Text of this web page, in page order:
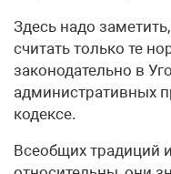
Здесь надо
считать только те
законодательно в
административных
кодексе.
Всеобщих традиций